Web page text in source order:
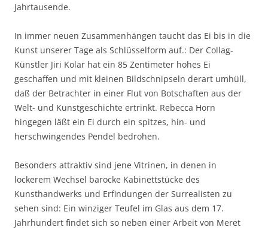
Jahrtausende.
In immer neuen Zusammenhängen taucht das Ei bis in die
Kunst unserer Tage als Schlüsselform auf.: Der Collag-
Künstler Jiri Kolar hat ein 85 Zentimeter hohes Ei
geschaffen und mit kleinen Bildschnipseln derart umhüll,
daß der Betrachter in einer Flut von Botschaften aus der
Welt- und Kunstgeschichte ertrinkt. Rebecca Horn
hingegen läßt ein Ei durch ein spitzes, hin- und
herschwingendes Pendel bedrohen.
Besonders attraktiv sind jene Vitrinen, in denen in
lockerem Wechsel barocke Kabinettstücke des
Kunsthandwerks und Erfindungen der Surrealisten zu
sehen sind: Ein winziger Teufel im Glas aus dem 17.
Jahrhundert findet sich so neben einer Arbeit von Meret